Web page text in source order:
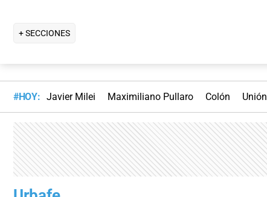
+ SECCIONES
#HOY: Javier Milei Maximiliano Pullaro Colón Unión